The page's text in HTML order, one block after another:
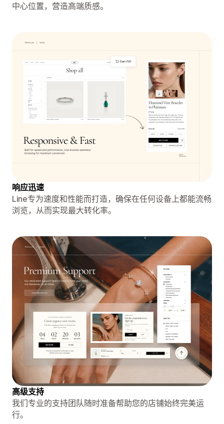
中心位置，营造高端质感。
响应迅速
Line专为速度和性能而打造，确保在任何设备上都能流畅
浏览，从而实现最大转化率。
高级支持
我们专业的支持团队随时准备帮助您的店铺始终完美运
行。